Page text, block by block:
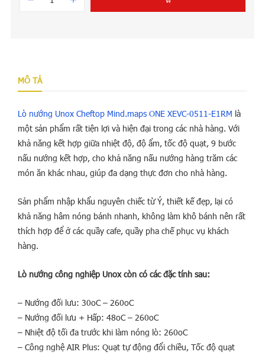
MÔ TẢ
Lò nướng Unox Cheftop Mind.maps ONE XEVC-0511-E1RM là
một sản phẩm rất tiện lợi và hiện đại trong các nhà hàng. Với
khả năng kết hợp giữa nhiệt độ, độ ẩm, tốc độ quạt, 9 bước
nấu nướng kết hợp, cho khả năng nấu nướng hàng trăm các
món ăn khác nhau, giúp đa dạng thực đơn cho nhà hàng.
Sản phẩm nhập khẩu nguyên chiếc từ Ý, thiết kế đẹp, lại có
khả năng hâm nóng bánh nhanh, không làm khô bánh nên rất
thích hợp để ở các quầy cafe, quầy pha chế phục vụ khách
hàng.
Lò nướng công nghiệp Unox còn có các đặc tính sau:
– Nướng đối lưu: 30oC – 260oC
– Nướng đối lưu + Hấp: 48oC – 260oC
– Nhiệt độ tối đa trước khi làm nóng lò: 260oC
– Công nghệ AIR Plus: Quạt tự động đổi chiều, Tốc độ quạt